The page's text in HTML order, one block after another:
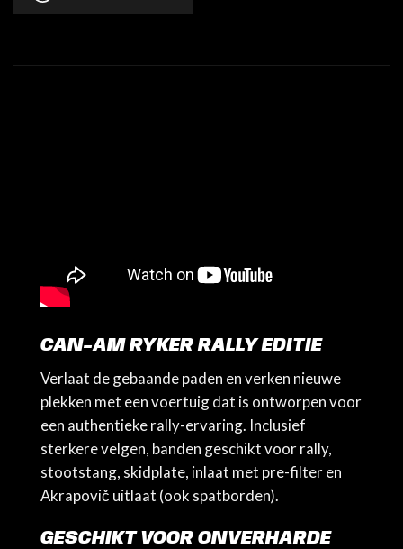
CAN-AM RYKER RALLY EDITIE
Verlaat de gebaande paden en verken nieuwe
plekken met een voertuig dat is ontworpen voor
een authentieke rally-ervaring. Inclusief
sterkere velgen, banden geschikt voor rally,
stootstang, skidplate, inlaat met pre-filter en
Akrapovič uitlaat (ook spatborden).
GESCHIKT VOOR ONVERHARDE